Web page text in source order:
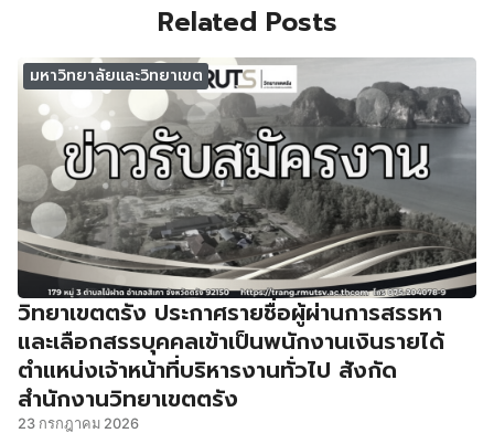
Related Posts
มหาวิทยาลัยและวิทยาเขต
วิทยาเขตตรัง ประกาศรายชื่อผู้ผ่านการสรรหา
และเลือกสรรบุคคลเข้าเป็นพนักงานเงินรายได้
ตำแหน่งเจ้าหน้าที่บริหารงานทั่วไป สังกัด
สำนักงานวิทยาเขตตรัง
23 กรกฎาคม 2026